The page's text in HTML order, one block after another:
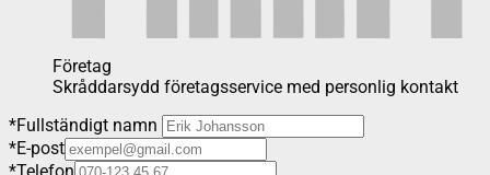
Företag
Skråddarsydd företagsservice med personlig kontakt
*Fullständigt namn
*E-post